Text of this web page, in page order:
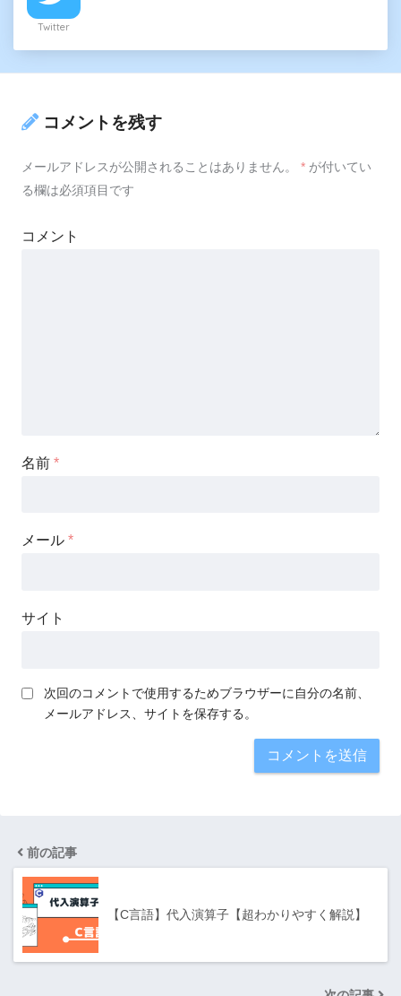
Twitter
コメントを残す
メールアドレスが公開されることはありません。 * が付いてい
る欄は必須項目です
コメント
名前 *
メール *
サイト
次回のコメントで使用するためブラウザーに自分の名前、
メールアドレス、サイトを保存する。
前の記事
【C言語】代入演算子【超わかりやすく解説】